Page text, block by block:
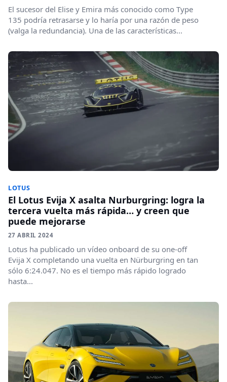
El sucesor del Elise y Emira más conocido como Type
135 podría retrasarse y lo haría por una razón de peso
(valga la redundancia). Una de las características...
LOTUS
El Lotus Evija X asalta Nurburgring: logra la
tercera vuelta más rápida… y creen que
puede mejorarse
27 ABRIL 2024
Lotus ha publicado un vídeo onboard de su one-off
Evija X completando una vuelta en Nürburgring en tan
sólo 6:24.047. No es el tiempo más rápido logrado
hasta...